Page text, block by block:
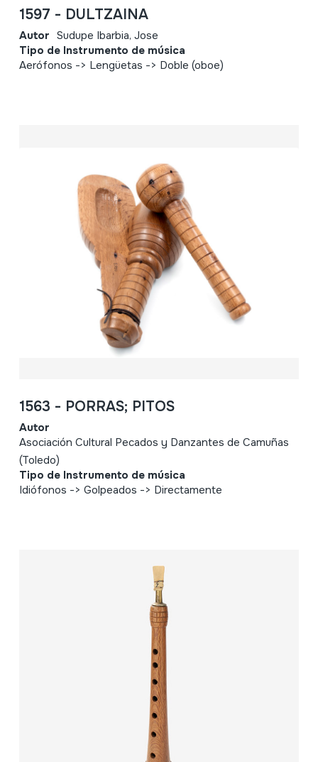
1597 - DULTZAINA
Autor Sudupe Ibarbia, Jose
Tipo de Instrumento de música
Aerófonos -> Lengüetas -> Doble (oboe)
1563 - PORRAS; PITOS
Autor
Asociación Cultural Pecados y Danzantes de Camuñas
(Toledo)
Tipo de Instrumento de música
Idiófonos -> Golpeados -> Directamente